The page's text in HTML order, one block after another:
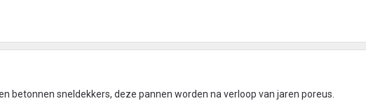
betonnen sneldekkers, deze pannen worden na verloop van jaren poreus.